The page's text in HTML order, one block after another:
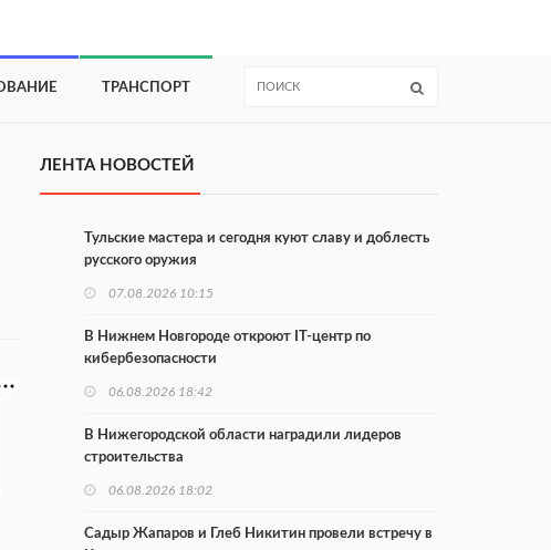
ТРАНСПОРТ
ЛЕНТА НОВОСТЕЙ
Тульские мастера и сегодня куют славу и доблесть
русского оружия
07.08.2026 10:15
В Нижнем Новгороде откроют IT-центр по
кибербезопасности
06.08.2026 18:42
В Нижегородской области наградили лидеров
строительства
06.08.2026 18:02
Садыр Жапаров и Глеб Никитин провели встречу в